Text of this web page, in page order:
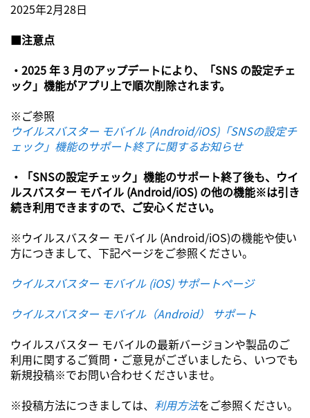
2025年2月28日
■注意点
・2025 年 3 月のアップデートにより、「SNS の設定チェ
ック」機能がアプリ上で順次削除されます。
※ご参照
ウイルスバスター モバイル (Android/iOS)「SNSの設定チ
ェック」機能のサポート終了に関するお知らせ
・「SNSの設定チェック」機能のサポート終了後も、ウイ
ルスバスター モバイル (Android/iOS) の他の機能※は引き
続き利用できますので、ご安心ください。
※ウイルスバスター モバイル (Android/iOS)の機能や使い
方につきまして、下記ページをご参照ください。
ウイルスバスター モバイル (iOS) サポートページ
ウイルスバスター モバイル（Android） サポート
ウイルスバスター モバイルの最新バージョンや製品のご
利用に関するご質問・ご意見がございましたら、いつでも
新規投稿※でお問い合わせくださいませ。
※投稿方法につきましては、 利用方法をご参照ください。